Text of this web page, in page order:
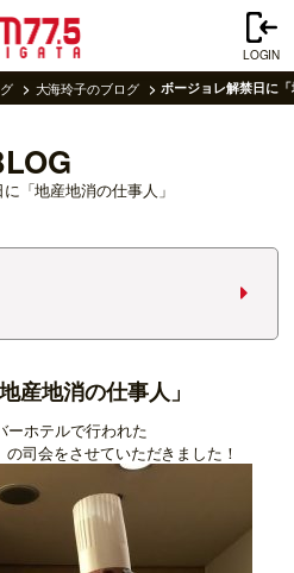
LOGIN
大海玲子のブログ ボージョレ解禁日に
「地産地消の仕事人」
産地消の仕事人」
ーホテルで行われた
司会をさせていただきました！